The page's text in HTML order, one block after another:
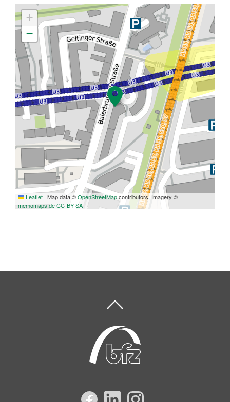
Presse
News Archiv
+
−
Leaflet | Map data ©OpenStreetMapcontributors, Imagery ©
memomaps.deCC-BY-SA